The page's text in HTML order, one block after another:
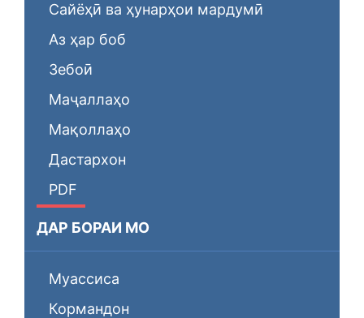
Сайёҳӣ ва ҳунарҳои мардумӣ
Аз ҳар боб
Зебоӣ
Маҷаллаҳо
Мақоллаҳо
Дастархон
PDF
ДАР БОРАИ МО
Муассиса
Кормандон